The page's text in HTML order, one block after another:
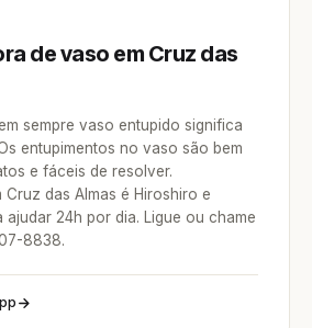
de vaso em Cruz das
sempre vaso entupido significa
entupimentos no vaso são bem
e fáceis de resolver.
Cruz das Almas é Hiroshiro e
ajudar 24h por dia. Ligue ou chame
8838.